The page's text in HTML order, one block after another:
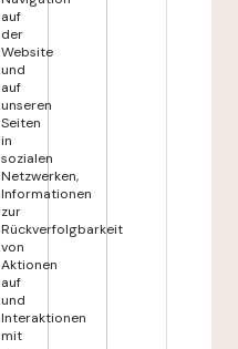
auf
der
Website
und
auf
unseren
Seiten
in
sozialen
Netzwerken,
Informationen
zur
Rückverfolgbarkeit
von
Aktionen
auf
und
Interaktionen
mit